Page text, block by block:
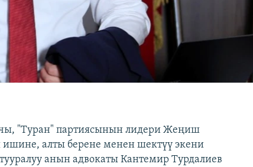
"Туран" партиясынын лидери Жеңиш
алты берене менен шектүү экени
анын адвокаты Кантемир Турдалиев